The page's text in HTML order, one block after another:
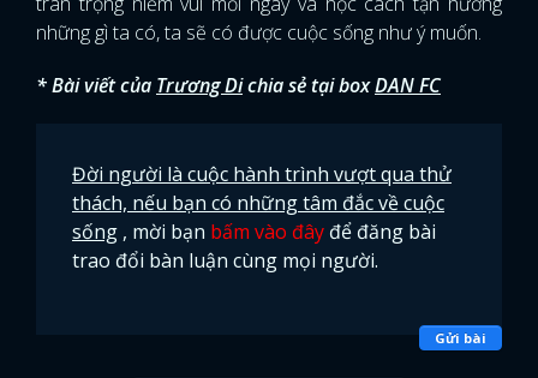
những gì ta có, ta sẽ có được cuộc sống như ý muốn.
* Bài viết của Trương Dichia sẻ tại boxDAN FC
Đời người là cuộc hành trình vượt qua thử
thách, nếu bạn có những tâm đắc về cuộc
sống , mời bạn bấm vào đây để đăng bài
trao đổi bàn luận cùng mọi người.
Gửi bài